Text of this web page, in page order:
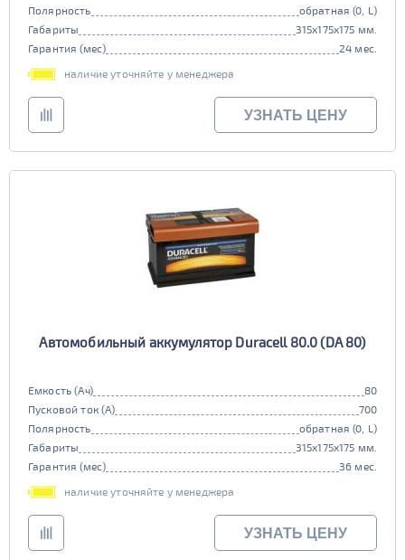
Полярность
обратная (0, L)
Габариты
315x175x175 мм.
Гарантия (мес)
24 мес.
наличие уточняйте у менеджера
УЗНАТЬ ЦЕНУ
Автомобильный аккумулятор Duracell 80.0 (DA 80)
Емкость (Ач)
80
Пусковой ток (А)
700
Полярность
обратная (0, L)
Габариты
315x175x175 мм.
Гарантия (мес)
36 мес.
наличие уточняйте у менеджера
УЗНАТЬ ЦЕНУ